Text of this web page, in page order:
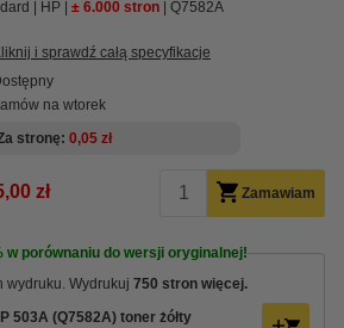
HP ± 6.000 stron Q7582A
i sprawdź całą specyfikacje
na wtorek
stronę 0,05 zł
zł Zamawiam
w porównaniu do wersji oryginalnej!
wydruku. Wydrukuj 750 stron więcej.
503A (Q7582A) toner żółty